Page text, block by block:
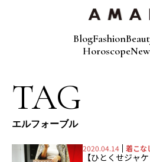
BlogFashion
Horoscope
TAG
エルフォーブル
2020.04.14 着こな
【ひとくせジャ